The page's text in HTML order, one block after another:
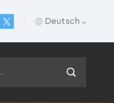
Deutsch